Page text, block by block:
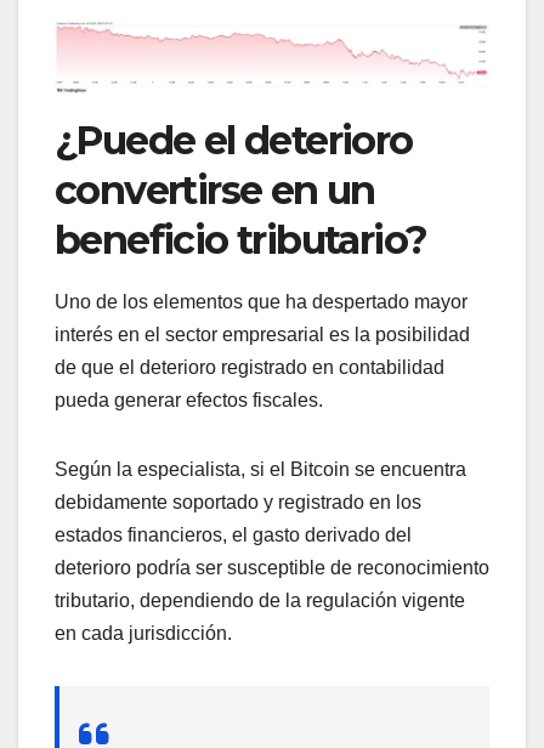
¿Puede el deterioro
convertirse en un
beneficio tributario?
Uno de los elementos que ha despertado mayor
interés en el sector empresarial es la posibilidad
de que el deterioro registrado en contabilidad
pueda generar efectos fiscales.
Según la especialista, si el Bitcoin se encuentra
debidamente soportado y registrado en los
estados financieros, el gasto derivado del
deterioro podría ser susceptible de reconocimiento
tributario, dependiendo de la regulación vigente
en cada jurisdicción.